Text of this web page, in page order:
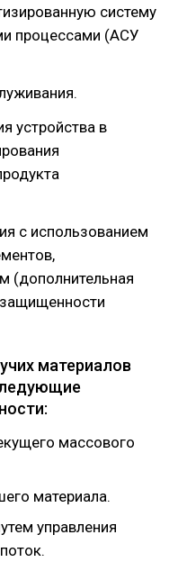
систему
процессами (АСУ
устройства в
с использованием
(дополнительная
материалов
массового
материала.
управления